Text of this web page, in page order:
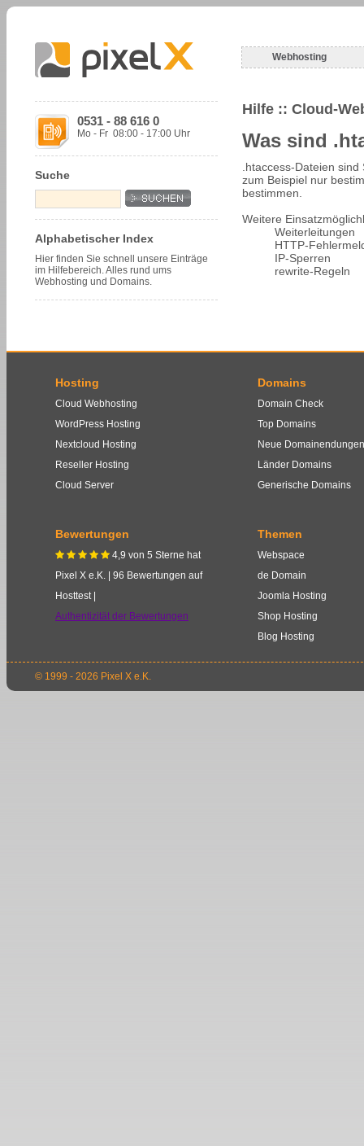
Webhosting
0531 - 88 616 0
Mo - Fr 08:00 - 17:00 Uhr
Suche
Alphabetischer Index
Hier finden Sie schnell unsere Einträge
im Hilfebereich. Alles rund ums
Webhosting und Domains.
Hilfe :: Cloud-
Was sind
.htaccess-Dateien
zum Beispiel nur
bestimmen.
Weitere
Weiterleitungen
HTTP-
IP-Sperren
rewrite-Regeln
Hosting
Cloud Webhosting
WordPress Hosting
Nextcloud Hosting
Reseller Hosting
Cloud Server
Domains
Domain Check
Top Domains
Neue Domainendungen
Länder Domains
Generische Domains
Bewertungen
     4,9 von 5 Sterne hat
Pixel X e.K.
96 Bewertungen auf
Hosttest |
Authentizität der Bewertungen
Themen
Webspace
de Domain
Joomla Hosting
Shop Hosting
Blog Hosting
© 1999 - 2026 Pixel X e.K.